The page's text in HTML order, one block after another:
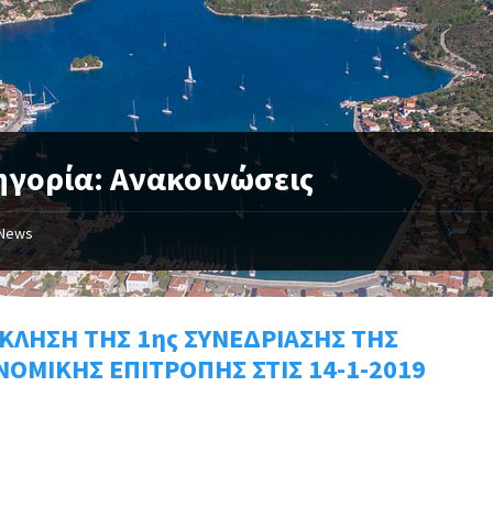
Ανακοινώσεις
ΤΗΣ 1ης ΣΥΝΕΔΡΙΑΣΗΣ ΤΗΣ
ΕΠΙΤΡΟΠΗΣ ΣΤΙΣ 14-1-2019